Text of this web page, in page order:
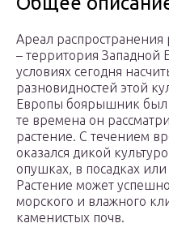
Ареал распространения
– территория Западной
условиях сегодня
разновидностей этой
Европы боярышник был
те времена он
растение. С течением
оказался дикой
опушках, в посадках
Растение может
морского и влажного
каменистых почв.